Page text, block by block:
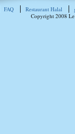
FAQ Restaurant Halal
Copyright 2008